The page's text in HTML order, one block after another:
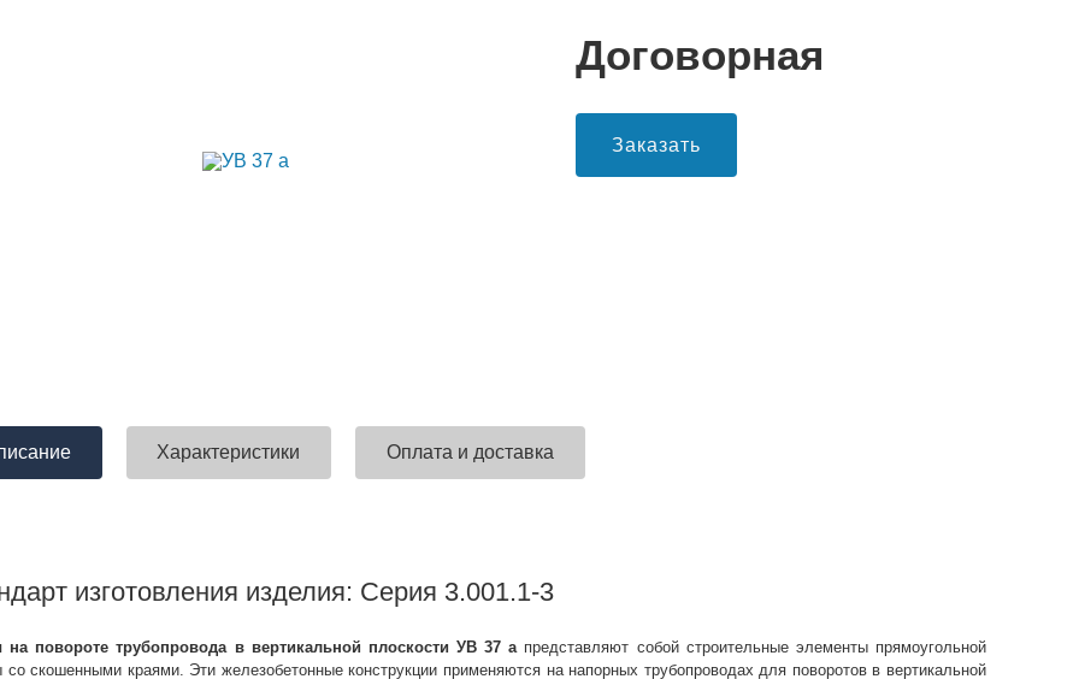
Договорная
Заказать
Характеристики Оплата и доставка
изготовления изделия: Серия 3.001.1-3
на повороте трубопровода в вертикальной плоскости УВ 37 а представляют собой строительные элементы прямоугольной
скошенными краями. Эти железобетонные конструкции применяются на напорных трубопроводах для поворотов в вертикальной